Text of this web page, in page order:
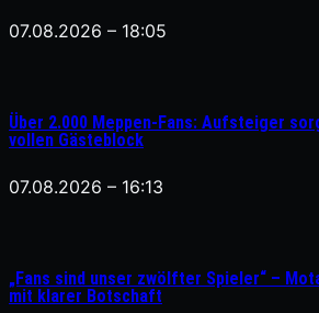
07.08.2026 – 18:05
Über 2.000 Meppen-Fans: Aufsteiger
vollen Gästeblock
07.08.2026 – 16:13
„Fans sind unser zwölfter Spieler“ –
mit klarer Botschaft